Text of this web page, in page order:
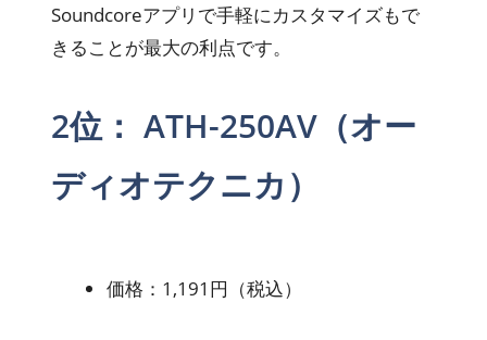
Soundcoreアプリで手軽にカスタマイズもで
きることが最大の利点です。
2位： ATH-250AV（オー
ディオテクニカ）
価格：1,191円（税込）